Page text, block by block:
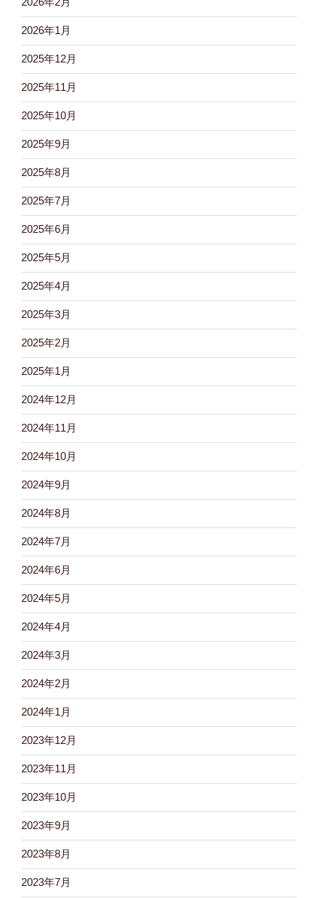
2026年1月
2025年12月
2025年11月
2025年10月
2025年9月
2025年8月
2025年7月
2025年6月
2025年5月
2025年4月
2025年3月
2025年2月
2025年1月
2024年12月
2024年11月
2024年10月
2024年9月
2024年8月
2024年7月
2024年6月
2024年5月
2024年4月
2024年3月
2024年2月
2024年1月
2023年12月
2023年11月
2023年10月
2023年9月
2023年8月
2023年7月